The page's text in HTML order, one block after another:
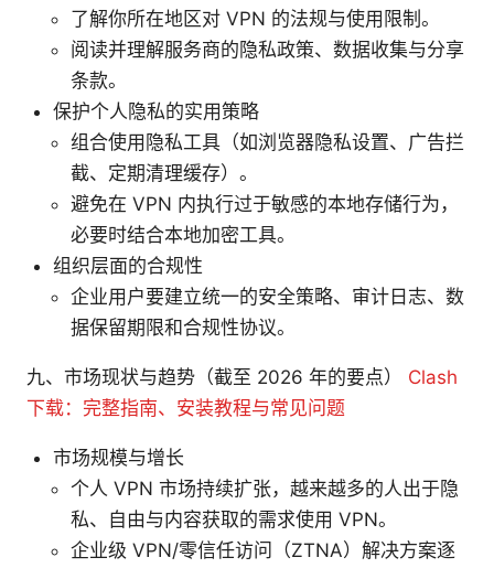
了解你所在地区对 VPN 的法规与使用限制。
阅读并理解服务商的隐私政策、数据收集与分享
条款。
保护个人隐私的实用策略
组合使用隐私工具（如浏览器隐私设置、广告拦
截、定期清理缓存）。
避免在 VPN 内执行过于敏感的本地存储行为，
必要时结合本地加密工具。
组织层面的合规性
企业用户要建立统一的安全策略、审计日志、数
据保留期限和合规性协议。
九、市场现状与趋势（截至 2026 年的要点） Clash
下载：完整指南、安装教程与常见问题
市场规模与增长
个人 VPN 市场持续扩张，越来越多的人出于隐
私、自由与内容获取的需求使用 VPN。
企业级 VPN/零信任访问（ZTNA）解决方案逐